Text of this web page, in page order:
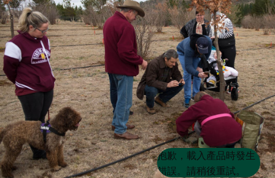
Product
List
Product
List
抱歉，載入產品時發生
錯誤。請稍後重試。